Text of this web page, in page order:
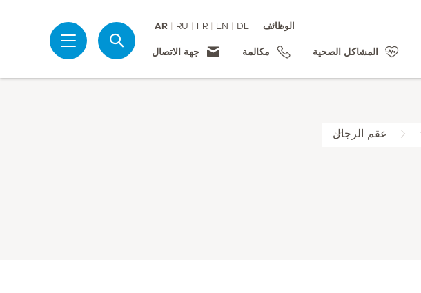
الوظائف DE
EN
FR
RU
AR
المشاكل الصحية مكالمة جهة الاتصال
عقم الرجال